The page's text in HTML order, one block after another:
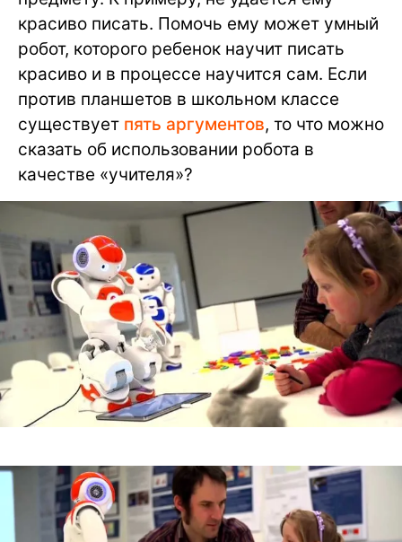
красиво писать. Помочь ему может умный
робот, которого ребенок научит писать
красиво и в процессе научится сам. Если
против планшетов в школьном классе
существует пять аргументов, то что можно
сказать об использовании робота в
качестве «учителя»?